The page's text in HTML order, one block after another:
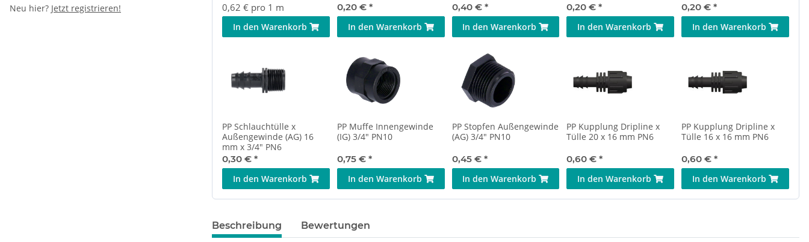
0,62 € pro 1 m
In den Warenkorb
0,20 € *
In den Warenkorb
0,40 € *
In den Warenkorb
0,20 €*
In den Warenkorb
0,20 €*
In den Warenkorb
PP Schlauchtülle x
Außengewinde (AG) 16
mm x 3/4" PN6
0,30 € *
In den Warenkorb
PP Muffe Innengewinde
(IG) 3/4" PN10
0,75 € *
In den Warenkorb
PP Stopfen Außengewinde
(AG) 3/4" PN10
0,45 € *
In den Warenkorb
PP Kupplung Dripline x
Tülle 20 x 16 mm PN6
0,60 €*
In den Warenkorb
PP Kupplung Dripline x
Tülle 16 x 16 mm PN6
0,60 €*
In den Warenkorb
Beschreibung Bewertungen
Neu hier? Jetzt registrieren!